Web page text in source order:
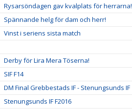
Rysarsöndagen gav kvalplats för herrarna!
Spännande helg för dam och herr!
Vinst i seriens sista match
Derby för Lira Mera Töserna!
SIF F14
DM Final Grebbestads IF - Stenungsunds IF
Stenungsunds IF F2016